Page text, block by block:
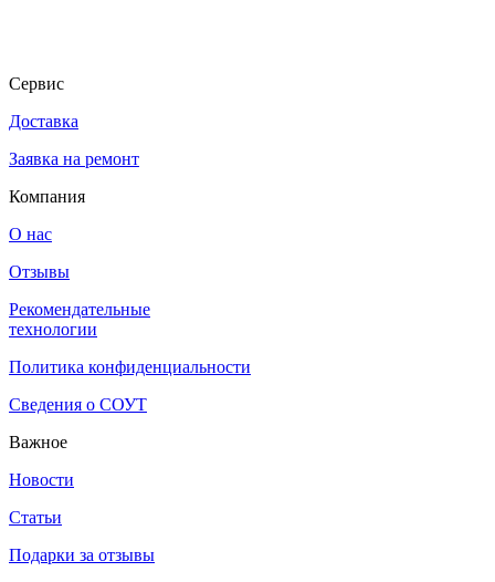
Сервис
Доставка
Заявка на ремонт
Компания
О нас
Отзывы
Рекомендательные
технологии
Политика конфиденциальности
Сведения о СОУТ
Важное
Новости
Статьи
Подарки за отзывы